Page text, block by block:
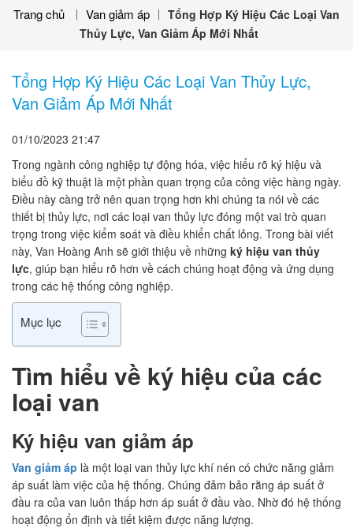
Trang chủ Van giảm áp
Tổng Hợp Ký Hiệu Các Loại Van
Thủy Lực, Van Giảm Áp Mới Nhất
Tổng Hợp Ký Hiệu Các Loại Van Thủy Lực,
Van Giảm Áp Mới Nhất
01/10/2023 21:47
Trong ngành công nghiệp tự động hóa, việc hiểu rõ ký hiệu và
biểu đồ kỹ thuật là một phần quan trọng của công việc hàng ngày.
Điều này càng trở nên quan trọng hơn khi chúng ta nói về các
thiết bị thủy lực, nơi các loại van thủy lực đóng một vai trò quan
trọng trong việc kiểm soát và điều khiển chất lỏng. Trong bài viết
này, Van Hoàng Anh sẽ giới thiệu về những ký hiệu van thủy
lực, giúp bạn hiểu rõ hơn về cách chúng hoạt động và ứng dụng
trong các hệ thống công nghiệp.
Mục lục
Tìm hiểu về ký hiệu của các
loại van
Ký hiệu van giảm áp
Van giảm áp là một loại van thủy lực khí nén có chức năng giảm
áp suất làm việc của hệ thống. Chúng đảm bảo rằng áp suất ở
đầu ra của van luôn thấp hơn áp suất ở đầu vào. Nhờ đó hệ thống
hoạt động ổn định và tiết kiệm được năng lượng.